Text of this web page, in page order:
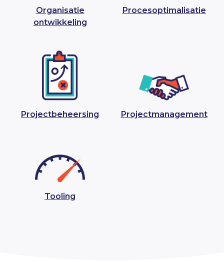
Organisatie
ontwikkeling
Procesoptimalisatie
Projectbeheersing Projectmanagement
Tooling